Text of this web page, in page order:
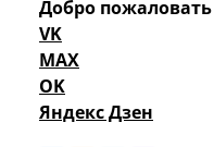
Добро
VK
MAX
OK
Яндекс Дзен